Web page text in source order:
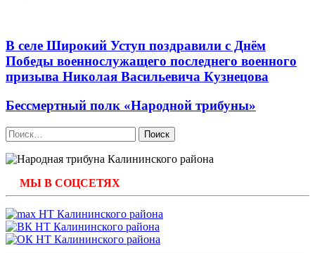
В селе Широкий Уступ поздравили с Днём
Победы военнослужащего последнего военного
призыва Николая Васильевича Кузнецова
Бессмертный полк «Народной трибуны»
Найти:
МЫ В СОЦСЕТЯХ